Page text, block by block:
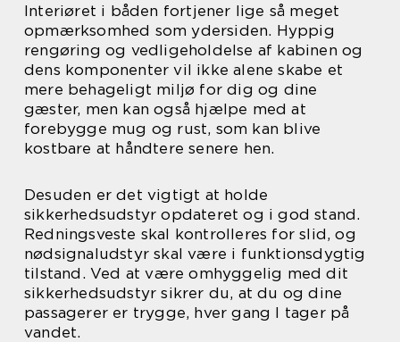
Interiøret i båden fortjener lige så meget
opmærksomhed som ydersiden. Hyppig
rengøring og vedligeholdelse af kabinen og
dens komponenter vil ikke alene skabe et
mere behageligt miljø for dig og dine
gæster, men kan også hjælpe med at
forebygge mug og rust, som kan blive
kostbare at håndtere senere hen.
Desuden er det vigtigt at holde
sikkerhedsudstyr opdateret og i god stand.
Redningsveste skal kontrolleres for slid, og
nødsignaludstyr skal være i funktionsdygtig
tilstand. Ved at være omhyggelig med dit
sikkerhedsudstyr sikrer du, at du og dine
passagerer er trygge, hver gang I tager på
vandet.